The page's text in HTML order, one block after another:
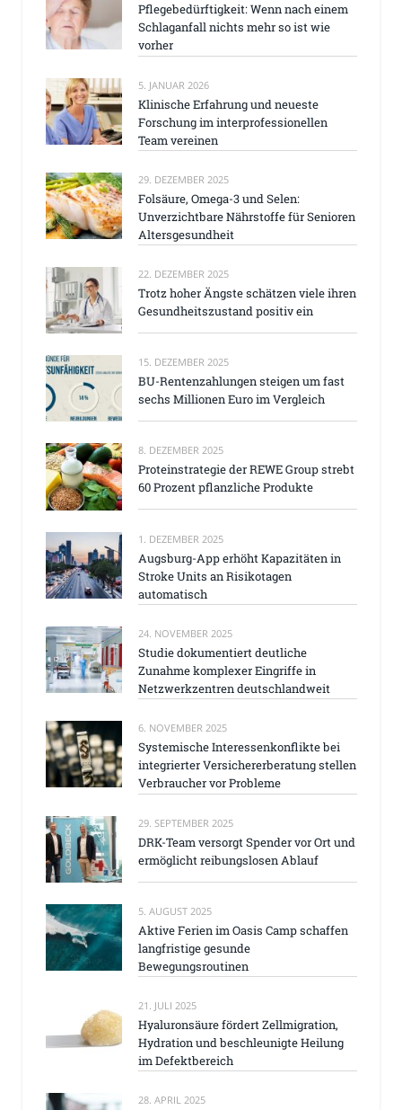
Pflegebedürftigkeit: Wenn nach einem
Schlaganfall nichts mehr so ist wie
vorher
5. JANUAR 2026
Klinische Erfahrung und neueste
Forschung im interprofessionellen
Team vereinen
29. DEZEMBER 2025
Folsäure, Omega-3 und Selen:
Unverzichtbare Nährstoffe für Senioren
Altersgesundheit
22. DEZEMBER 2025
Trotz hoher Ängste schätzen viele ihren
Gesundheitszustand positiv ein
15. DEZEMBER 2025
BU-Rentenzahlungen steigen um fast
sechs Millionen Euro im Vergleich
8. DEZEMBER 2025
Proteinstrategie der REWE Group strebt
60 Prozent pflanzliche Produkte
1. DEZEMBER 2025
Augsburg-App erhöht Kapazitäten in
Stroke Units an Risikotagen
automatisch
24. NOVEMBER 2025
Studie dokumentiert deutliche
Zunahme komplexer Eingriffe in
Netzwerkzentren deutschlandweit
6. NOVEMBER 2025
Systemische Interessenkonflikte bei
integrierter Versichererberatung stellen
Verbraucher vor Probleme
29. SEPTEMBER 2025
DRK-Team versorgt Spender vor Ort und
ermöglicht reibungslosen Ablauf
5. AUGUST 2025
Aktive Ferien im Oasis Camp schaffen
langfristige gesunde
Bewegungsroutinen
21. JULI 2025
Hyaluronsäure fördert Zellmigration,
Hydration und beschleunigte Heilung
im Defektbereich
28. APRIL 2025